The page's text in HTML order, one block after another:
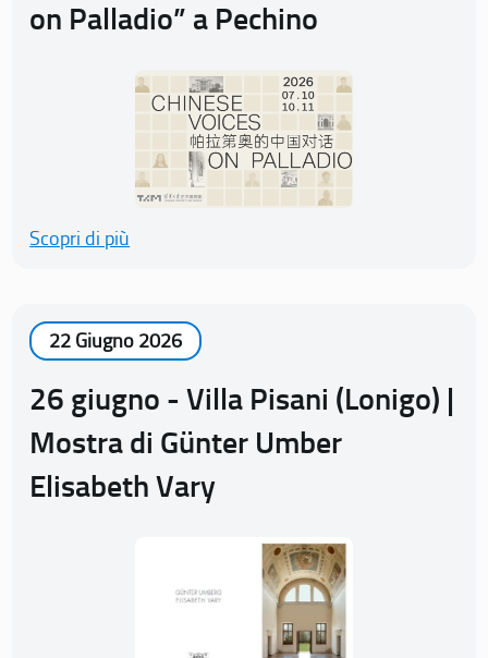
on Palladio” a Pechino
Scopri di più
22 Giugno 2026
26 giugno - Villa Pisani (Lonigo) |
Mostra di Günter Umber
Elisabeth Vary